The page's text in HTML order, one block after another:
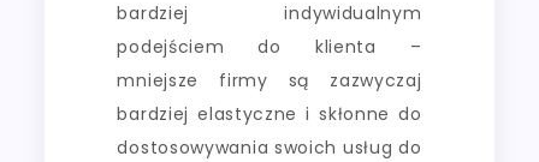
bardziej indywidualnym
podejściem do klienta –
mniejsze firmy są zazwyczaj
bardziej elastyczne i skłonne do
dostosowywania swoich usług do